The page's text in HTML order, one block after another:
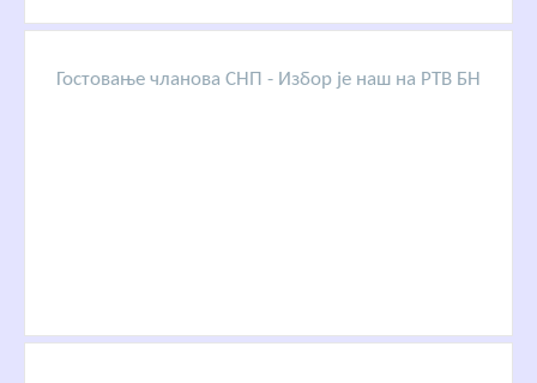
Гостовање чланова СНП - Избор је наш на РТВ БН